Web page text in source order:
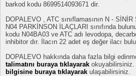
barkod kodu 8699514093671 dir.
DOPALEVO , ATC sınıflamasının N -
N04 PARKİNSON İLAÇLARI sınıfında
kodu N04BA03 ve ATC adı levodopa,
inhibitor dır. İlacın 22 adet eş değer ilacı
DOPALEVO hakkında daha fazla bilgi
talimatını buraya tıklayarak okuyabilirsiniz.
bilgisine buraya tıklayarak ulaşabilirsiniz.